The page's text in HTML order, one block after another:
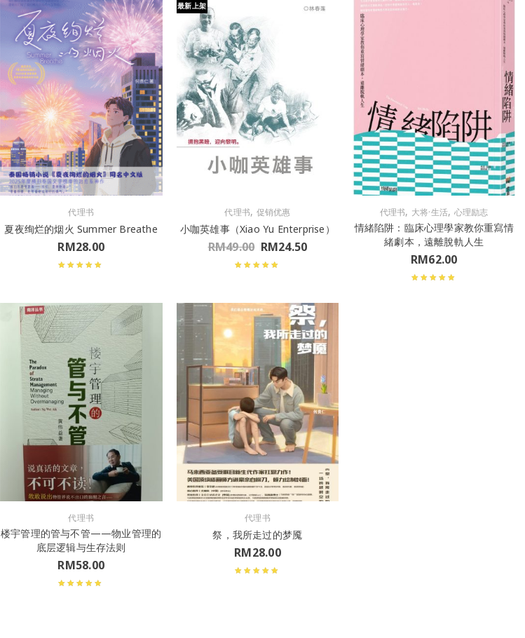
代理书
夏夜绚烂的烟火 Summer Breathe
RM28.00
最新上架
代理书, 促销优惠
小咖英雄事（Xiao Yu Enterprise）
RM49.00 RM24.50
代理书, 大将·生活, 心理励志
情緒陷阱：臨床心理學家教你重寫情
緒劇本，遠離脫軌人生
RM62.00
代理书
楼宇管理的管与不管——物业管理的
底层逻辑与⽣存法则
RM58.00
代理书
祭，我所走过的梦魇
RM28.00